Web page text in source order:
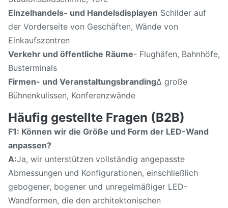
Einzelhandels- und Handelsdisplayen ️ Schilder auf
der Vorderseite von Geschäften, Wände von
Einkaufszentren
Verkehr und öffentliche Räume- Flughäfen, Bahnhöfe,
Busterminals
Firmen- und Veranstaltungsbranding∆ große
Bühnenkulissen, Konferenzwände
Häufig gestellte Fragen (B2B)
F1: Können wir die Größe und Form der LED-Wand
anpassen?
A:Ja, wir unterstützen vollständig angepasste
Abmessungen und Konfigurationen, einschließlich
gebogener, bogener und unregelmäßiger LED-
Wandformen, die den architektonischen